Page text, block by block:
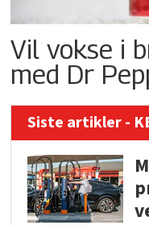
Vil vokse i
med Dr
Siste artikler -